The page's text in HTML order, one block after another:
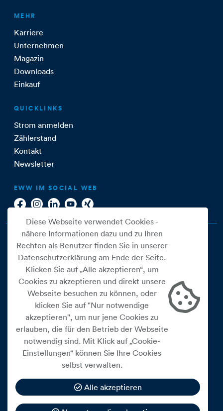
MEHR
Karriere
Unternehmen
Magazin
Downloads
Einkauf
QUICKLINKS
Strom anmelden
Zählerstand
Kontakt
Newsletter
EWW IM SOCIAL WEB
Cookie Einstellungen
Datenschutz
Impressum
Widerrufsbelehrung
Medienfreiheitsgesetz
Barrierefreiheitserklärung
Hinweisgeberschutz
Diese Webseite verwendet Cookies -
nähere Informationen dazu und zu Ihren
Rechten als Benutzer finden Sie in unserer
Datenschutzerklärung am Ende der Seite.
Klicken Sie auf „Alle akzeptieren“, um
Cookies zu akzeptieren und direkt unsere
Webseite besuchen zu können, oder
klicken Sie auf "Nur notwendige
akzeptieren", um nur jene Cookies zu
erlauben, die für den Betrieb der Webseite
notwendig sind. Mit Klick auf „Cookie-
Einstellungen“ können Sie Ihre Cookies
selbst verwalten.
Alle akzeptieren